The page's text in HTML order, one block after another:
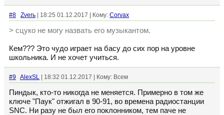
#8 Zverь | 18:25 01.12.2017 | Кому: Corvax
> сцуко не могу назвать его музыкантом.
Кем??? Это чудо играет на басу до сих пор на уровне
школьника. И не хочет учиться.
#9 AlexSL | 18:32 01.12.2017 | Кому: Всем
Пиндык, кто-то никогда не меняется. Примерно в том же
ключе "Паук" отжигал в 90-91, во времена радиостанции
SNC. Ни разу не был его поклонником, тем паче не